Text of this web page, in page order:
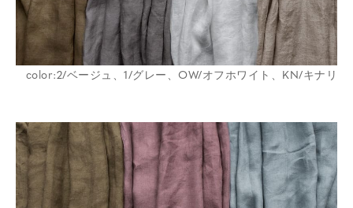
color:2/ベージュ、1/グレー、OW/オフホワイト、KN/キナリ